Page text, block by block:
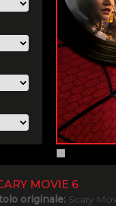
MOVIE 6
originale: Scary